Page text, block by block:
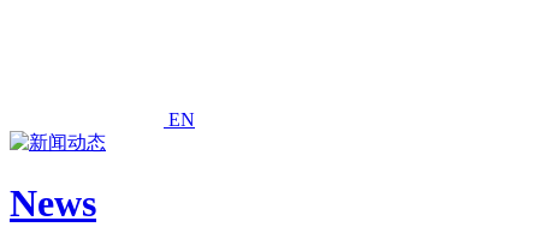
EN
News